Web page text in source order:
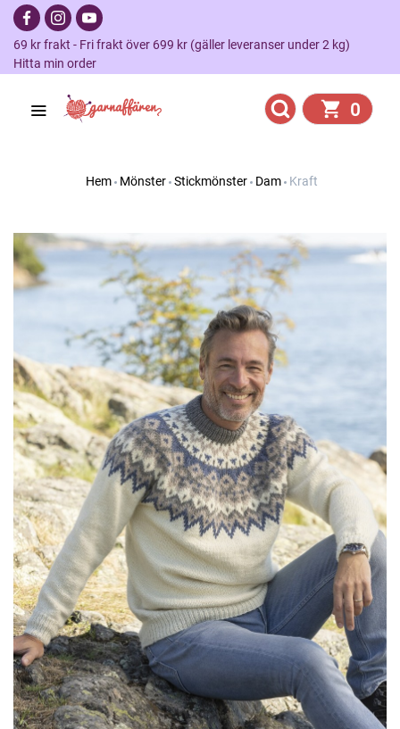
69 kr frakt - Fri frakt över 699 kr (gäller leveranser under 2 kg)
Hitta min order
0
Hem Mönster Stickmönster Dam Kraft